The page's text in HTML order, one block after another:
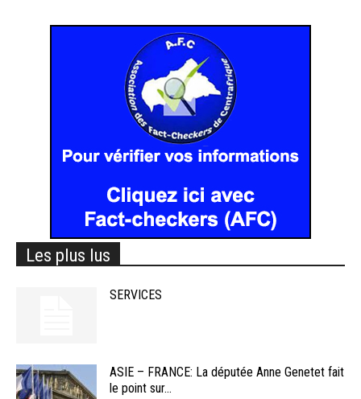
Les plus lus
SERVICES
ASIE – FRANCE: La députée Anne Genetet fait
le point sur...